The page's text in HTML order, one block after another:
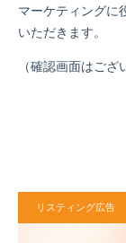
リスティング広告